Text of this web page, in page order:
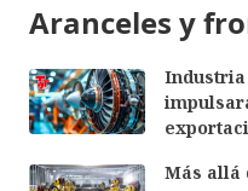
Aranceles y
Más allá